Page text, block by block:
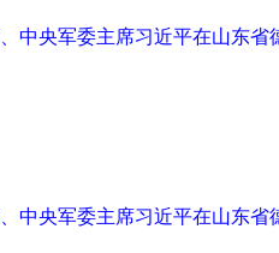
中央军委主席习近平在山东
中央军委主席习近平在山东